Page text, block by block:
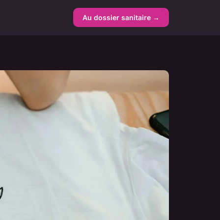
Au dossier sanitaire →